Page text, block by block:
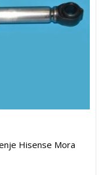
Hisense Mora